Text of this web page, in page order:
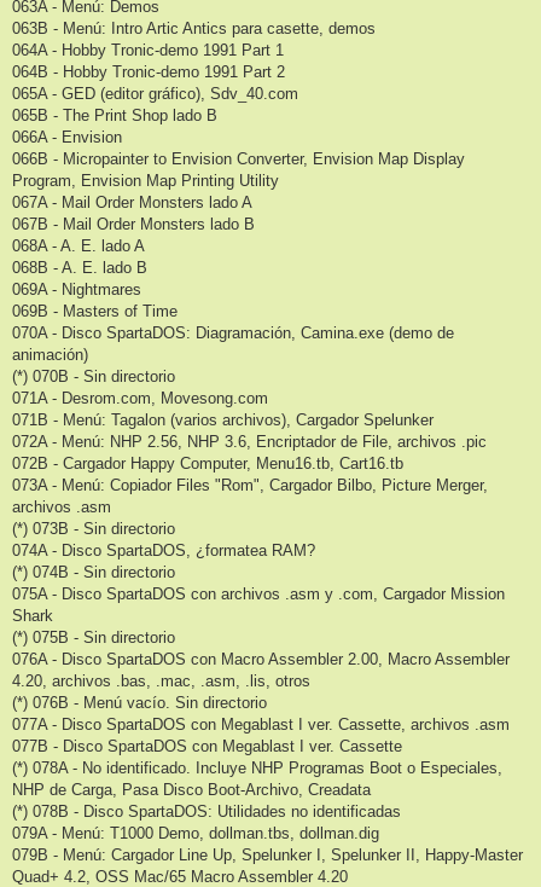
063A - Menú: Demos
063B - Menú: Intro Artic Antics para casette, demos
064A - Hobby Tronic-demo 1991 Part 1
064B - Hobby Tronic-demo 1991 Part 2
065A - GED (editor gráfico), Sdv_40.com
065B - The Print Shop lado B
066A - Envision
066B - Micropainter to Envision Converter, Envision Map Display
Program, Envision Map Printing Utility
067A - Mail Order Monsters lado A
067B - Mail Order Monsters lado B
068A - A. E. lado A
068B - A. E. lado B
069A - Nightmares
069B - Masters of Time
070A - Disco SpartaDOS: Diagramación, Camina.exe (demo de
animación)
(*) 070B - Sin directorio
071A - Desrom.com, Movesong.com
071B - Menú: Tagalon (varios archivos), Cargador Spelunker
072A - Menú: NHP 2.56, NHP 3.6, Encriptador de File, archivos .pic
072B - Cargador Happy Computer, Menu16.tb, Cart16.tb
073A - Menú: Copiador Files "Rom", Cargador Bilbo, Picture Merger,
archivos .asm
(*) 073B - Sin directorio
074A - Disco SpartaDOS, ¿formatea RAM?
(*) 074B - Sin directorio
075A - Disco SpartaDOS con archivos .asm y .com, Cargador Mission
Shark
(*) 075B - Sin directorio
076A - Disco SpartaDOS con Macro Assembler 2.00, Macro Assembler
4.20, archivos .bas, .mac, .asm, .lis, otros
(*) 076B - Menú vacío. Sin directorio
077A - Disco SpartaDOS con Megablast I ver. Cassette, archivos .asm
077B - Disco SpartaDOS con Megablast I ver. Cassette
(*) 078A - No identificado. Incluye NHP Programas Boot o Especiales,
NHP de Carga, Pasa Disco Boot-Archivo, Creadata
(*) 078B - Disco SpartaDOS: Utilidades no identificadas
079A - Menú: T1000 Demo, dollman.tbs, dollman.dig
079B - Menú: Cargador Line Up, Spelunker I, Spelunker II, Happy-Master
Quad+ 4.2, OSS Mac/65 Macro Assembler 4.20